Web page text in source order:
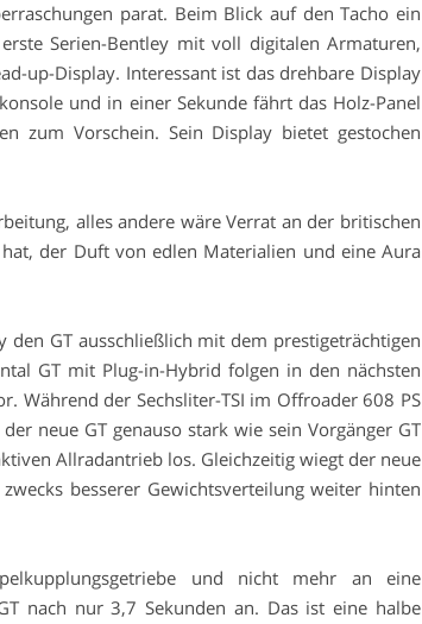
parat. Beim Blick auf den Tacho ein
Serien-Bentley mit voll digitalen Armaturen,
up-Display. Interessant ist das drehbare Display
und in einer Sekunde fährt das Holz-Panel
zum Vorschein. Sein Display bietet gestochen
alles andere wäre Verrat an der britischen
der Duft von edlen Materialien und eine Aura
GT ausschließlich mit dem prestigeträchtigen
GT mit Plug-in-Hybrid folgen in den nächsten
Während der Sechsliter-TSI im Offroader 608 PS
neue GT genauso stark wie sein Vorgänger GT
Allradantrieb los. Gleichzeitig wiegt der neue
besserer Gewichtsverteilung weiter hinten
und nicht mehr an eine
nach nur 3,7 Sekunden an. Das ist eine halbe